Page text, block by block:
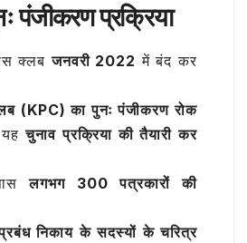
पंजीकरण प्रक्रिया
क्लबजनवरी 2022 में बंद कर
(KPC) का पुनः पंजीकरण रोक
चुनाव प्रक्रिया की तैयारी कर
लगभग 300 पत्रकारों की
प्रबंध निकाय के सदस्यों के चरित्र